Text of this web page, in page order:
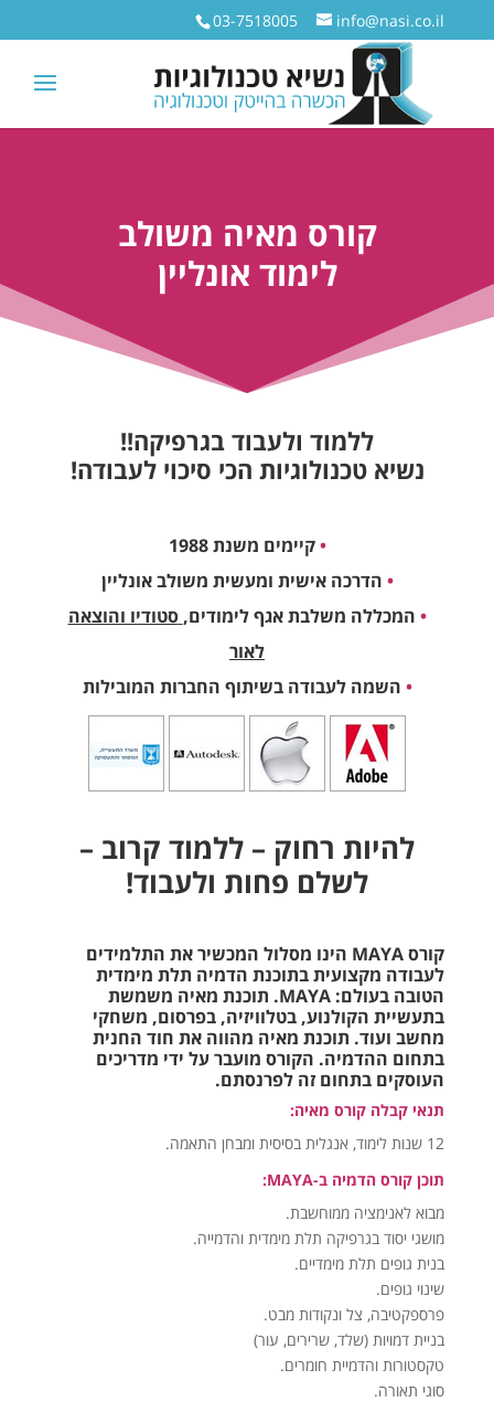
03-7518005 info@nasi.co.il
קורס מאיה משולב
לימוד אונליין
ללמוד ולעבוד בגרפיקה!!
נשיא טכנולוגיות הכי סיכוי לעבודה!
•קיימים משנת 1988
• הדרכה אישית ומעשית משולב אונליין
• המכללה משלבת אגף לימודים, סטודיו והוצאה
לאור
• השמה לעבודה בשיתוף החברות המובילות
להיות רחוק – ללמוד קרוב –
לשלם פחות ולעבוד!
קורס MAYA הינו מסלול המכשיר את התלמידים
לעבודה מקצועית בתוכנת הדמיה תלת מימדית
הטובה בעולם: MAYA. תוכנת מאיה משמשת
בתעשיית הקולנוע, בטלוויזיה, בפרסום, משחקי
מחשב ועוד. תוכנת מאיה מהווה את חוד החנית
בתחום ההדמיה. הקורס מועבר על ידי מדריכים
העוסקים בתחום זה לפרנסתם.
תנאי קבלה קורס מאיה:
12 שנות לימוד, אנגלית בסיסית ומבחן התאמה.
תוכן קורס הדמיה ב-MAYA:
מבוא לאנימציה ממוחשבת.
מושגי יסוד בגרפיקה תלת מימדית והדמייה.
בנית גופים תלת מימדיים.
שינוי גופים.
פרספקטיבה, צל ונקודות מבט.
בניית דמויות (שלד, שרירים, עור)
טקסטורות והדמיית חומרים.
סוגי תאורה.